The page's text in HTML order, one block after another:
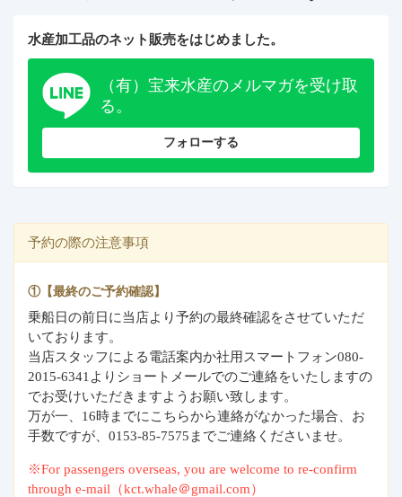
水産加工品のネット販売をはじめました。
（有）宝来水産のメルマガを受け取
る。
フォローする
予約の際の注意事項
①【最終のご予約確認】
乗船日の前日に当店より予約の最終確認をさせていただ
いております。
当店スタッフによる電話案内か社用スマートフォン080-
2015-6341よりショートメールでのご連絡をいたしますの
でお受けいただきますようお願い致します。
万が一、16時までにこちらから連絡がなかった場合、お
手数ですが、0153-85-7575までご連絡くださいませ。
※For passengers overseas, you are welcome to re-confirm
through e-mail（kct.whale＠gmail.com）